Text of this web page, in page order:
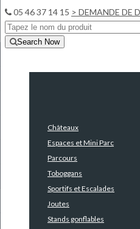
05 46 37 14 15 > DEMANDE DE
Search Now
Châteaux
Espaces et Mini Parc
Parcours
Toboggans
Sportifs et Escalades
Joutes
Stands gonflables